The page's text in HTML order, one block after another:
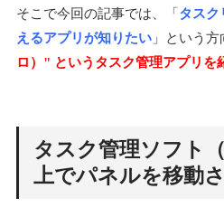
そこで今回の記事では、「タスク
えるアプリが知りたい」という方
ロ）" というタスク管理アプリを
タスク管理ソフト
上でパネルを移動